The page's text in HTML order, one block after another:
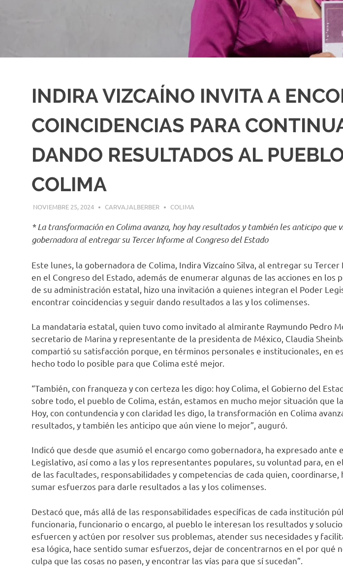
INDIRA VIZCAÍNO INVITA A
COINCIDENCIAS PARA
DANDO RESULTADOS AL
COLIMA
NOVIEMBRE 25, 2024 CARVAJALBERBER COLIMA
* La transformación en Colima avanza, hoy hay resultados y también les anticipo que
gobernadora al entregar su Tercer Informe al Congreso del Estado
Este lunes, la gobernadora de Colima, Indira Vizcaíno Silva, al entregar su
en el Congreso del Estado, además de enumerar algunas de las acciones en los
de su administración estatal, hizo una invitación a quienes integran el Poder
encontrar coincidencias y seguir dando resultados a las y los colimenses.
La mandataria estatal, quien tuvo como invitado al almirante Raymundo Pedro
secretario de Marina y representante de la presidenta de México, Claudia
compartió su satisfacción porque, en términos personales e institucionales, en
hecho todo lo posible para que Colima esté mejor.
“También, con franqueza y con certeza les digo: hoy Colima, el Gobierno del
sobre todo, el pueblo de Colima, están, estamos en mucho mejor situación que
Hoy, con contundencia y con claridad les digo, la transformación en Colima
resultados, y también les anticipo que aún viene lo mejor”, auguró.
Indicó que desde que asumió el encargo como gobernadora, ha expresado ante
Legislativo, así como a las y los representantes populares, su voluntad para, en
de las facultades, responsabilidades y competencias de cada quien, coordinarse,
sumar esfuerzos para darle resultados a las y los colimenses.
Destacó que, más allá de las responsabilidades específicas de cada institución
funcionaria, funcionario o encargo, al pueblo le interesan los resultados y
esfuercen y actúen por resolver sus problemas, atender sus necesidades y
esa lógica, hace sentido sumar esfuerzos, dejar de concentrarnos en el por qué
culpa que las cosas no pasen, y encontrar las vías para que sí sucedan”.